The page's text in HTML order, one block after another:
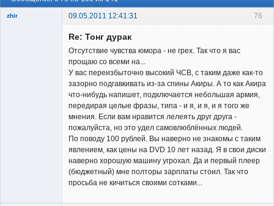
76
zhir
09.05.2011 12:41:31
Re: Тонг дурак
Отсутствие чувства юмора - не грех. Так что я вас
прощаю со всеми на...
У вас переизбыточно высокий ЧСВ, с таким даже как-то
зазорно подгавкивать из-за спины Акиры. А то как Акира
что-нибудь напишет, подключается небольшая армия,
передирая целые фразы, типа - и я, и я, и я того же
мнения. Если вам нравится лелеять друг друга -
пожалуйста, но это удел самовлюблённых людей.
По поводу 100 рублей. Вы наверно не знакомы с таким
явлением, как цены на DVD 10 лет назад. Я в свои диски
наверно хорошую машину угрохал. Да и первый плеер
(бюджетный) мне полторы зарплаты стоил. Так что
просьба не кичиться своими сотками...